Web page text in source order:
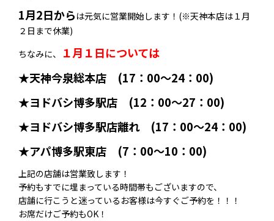
1月2日から は元気に営業開始します！(※天神本店は１月
２日まで休業)
ちなみに、
１月１日については
★天神今泉総本店 (17：00～24：00)
★ヨドバシ博多駅店 (12：00～27：00)
★ヨドバシ博多駅店離れ (17：00～24：00)
★アパ博多駅東店 (7：00～10：00)
上記の店舗は営業致します！
予約もすでに埋まっている時間帯もございますので、
店舗に行こうと迷っているお客様は今すぐご予約を！！！
お席だけご予約もOK！